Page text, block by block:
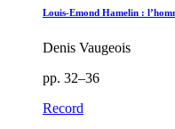
Louis-Emond Hamelin :
Denis Vaugeois
pp. 32–36
Record